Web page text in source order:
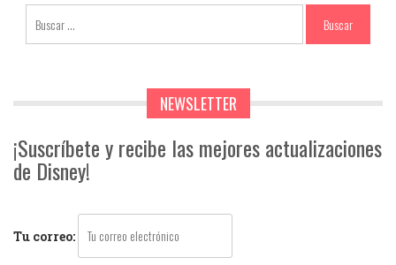
NEWSLETTER
¡Suscríbete y recibe las mejores actualizaciones
de Disney!
Tu correo: